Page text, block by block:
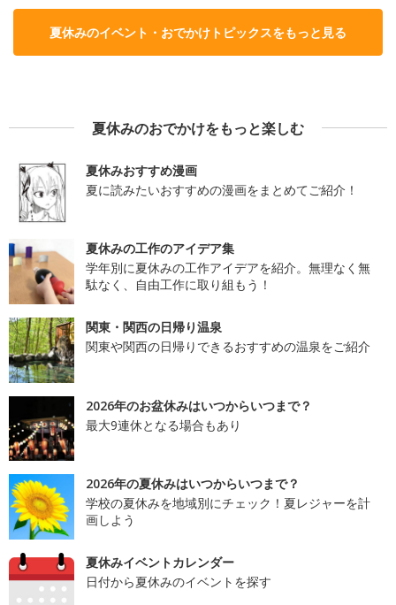
夏休みのイベント・おでかけトピックスをもっと見る
夏休みのおでかけをもっと楽しむ
夏休みおすすめ漫画
夏に読みたいおすすめの漫画をまとめてご紹介！
夏休みの工作のアイデア集
学年別に夏休みの工作アイデアを紹介。無理なく無
駄なく、自由工作に取り組もう！
関東・関西の日帰り温泉
関東や関西の日帰りできるおすすめの温泉をご紹介
2026年のお盆休みはいつからいつまで？
最大9連休となる場合もあり
2026年の夏休みはいつからいつまで？
学校の夏休みを地域別にチェック！夏レジャーを計
画しよう
夏休みイベントカレンダー
日付から夏休みのイベントを探す